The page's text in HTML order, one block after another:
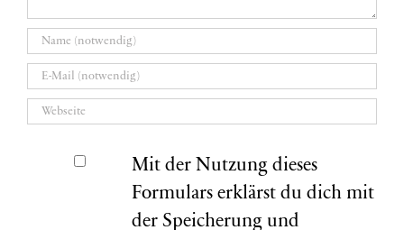
Mit der Nutzung dieses
Formulars erklärst du dich mit
der Speicherung und